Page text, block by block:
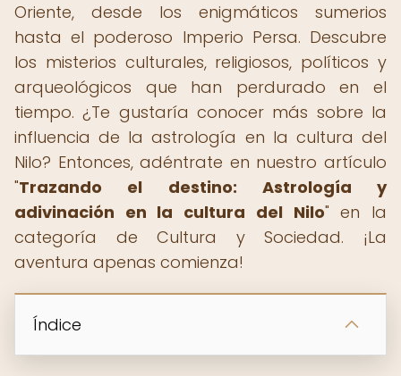
Oriente, desde los enigmáticos sumerios
hasta el poderoso Imperio Persa. Descubre
los misterios culturales, religiosos, políticos y
arqueológicos que han perdurado en el
tiempo. ¿Te gustaría conocer más sobre la
influencia de la astrología en la cultura del
Nilo? Entonces, adéntrate en nuestro artículo
"Trazando el destino: Astrología y
adivinación en la cultura del Nilo" en la
categoría de Cultura y Sociedad. ¡La
aventura apenas comienza!
Índice